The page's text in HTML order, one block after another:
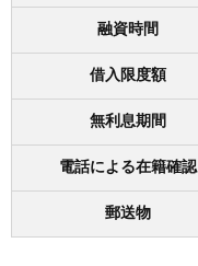
融資時間
借入限度額
無利息期間
電話による在籍確認
郵送物